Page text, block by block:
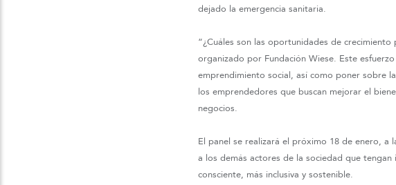
dejado la emergencia sanitaria.
“¿Cuáles son las oportunidades de
organizado por Fundación Wiese. Este
emprendimiento social, así como poner sobre
los emprendedores que buscan mejorar el
negocios.
El panel se realizará el próximo 18 de enero,
a los demás actores de la sociedad que
consciente, más inclusiva y sostenible.